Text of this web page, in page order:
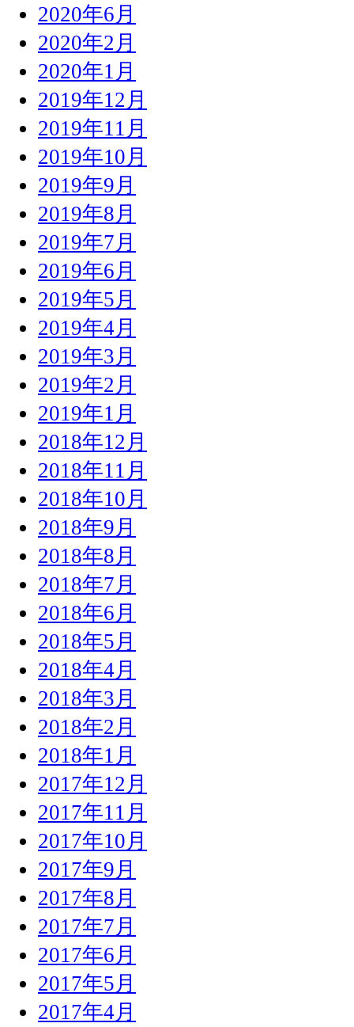
2020年6月
2020年2月
2020年1月
2019年12月
2019年11月
2019年10月
2019年9月
2019年8月
2019年7月
2019年6月
2019年5月
2019年4月
2019年3月
2019年2月
2019年1月
2018年12月
2018年11月
2018年10月
2018年9月
2018年8月
2018年7月
2018年6月
2018年5月
2018年4月
2018年3月
2018年2月
2018年1月
2017年12月
2017年11月
2017年10月
2017年9月
2017年8月
2017年7月
2017年6月
2017年5月
2017年4月